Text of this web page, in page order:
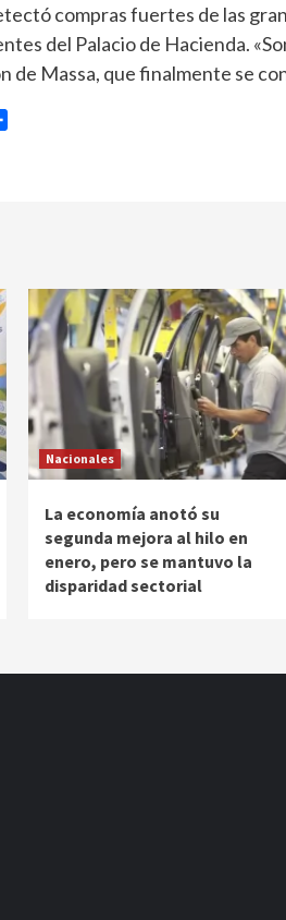
compras fuertes de las
del Palacio de Hacienda.
de Massa, que finalmente se
Nacionales
La economía anotó su
segunda mejora al hilo en
enero, pero se mantuvo la
disparidad sectorial